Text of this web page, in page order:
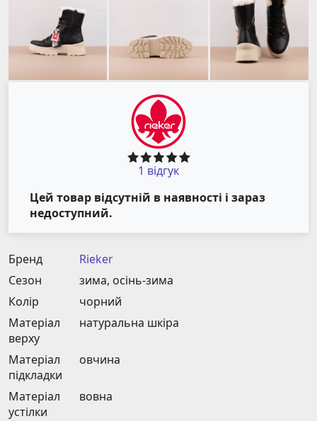
1 відгук
Цей товар відсутній в наявності і зараз
недоступний.
Бренд
Rieker
Сезон
зима, осінь-зима
Колір
чорний
Матеріал
верху
натуральна шкіра
Матеріал
підкладки
овчина
Матеріал
устілки
вовна